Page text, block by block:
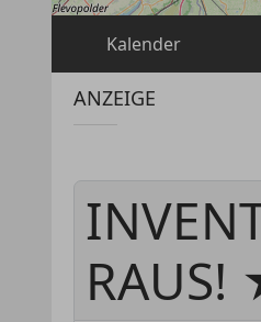
Kalender
ANZEIGE